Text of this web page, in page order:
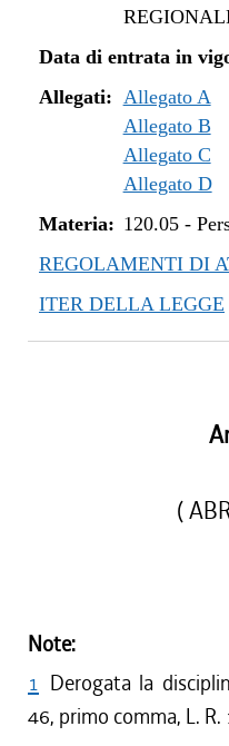
Data di entrata in
Allegati: Allegato A
Allegato B
Allegato C
Allegato D
Materia: 120.05-
REGOLAMENTI DI
ITER DELLA LEGGE
(
Note:
1 Derogata la
46, primo comma, L.